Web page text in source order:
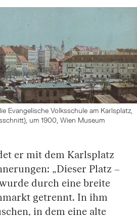
Evangelische Volksschule am Karlsplatz,
um 1900, Wien Museum
er mit dem Karlsplatz
„Dieser Platz –
durch eine breite
getrennt. In ihm
in dem eine alte